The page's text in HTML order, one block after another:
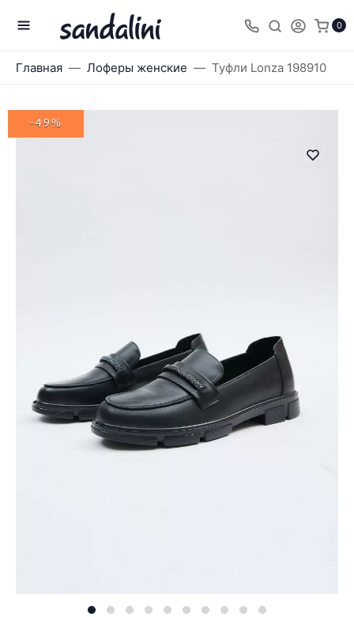
0
Главная Лоферы женские Туфли Lonza 198910
-49%